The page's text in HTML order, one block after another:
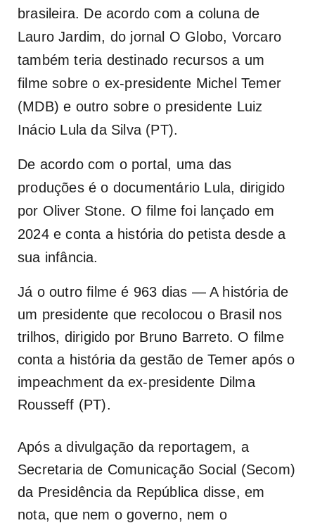
brasileira. De acordo com a coluna de
Lauro Jardim, do jornal O Globo, Vorcaro
também teria destinado recursos a um
filme sobre o ex-presidente Michel Temer
(MDB) e outro sobre o presidente Luiz
Inácio Lula da Silva (PT).
De acordo com o portal, uma das
produções é o documentário Lula, dirigido
por Oliver Stone. O filme foi lançado em
2024 e conta a história do petista desde a
sua infância.
Já o outro filme é 963 dias — A história de
um presidente que recolocou o Brasil nos
trilhos, dirigido por Bruno Barreto. O filme
conta a história da gestão de Temer após o
impeachment da ex-presidente Dilma
Rousseff (PT).
Após a divulgação da reportagem, a
Secretaria de Comunicação Social (Secom)
da Presidência da República disse, em
nota, que nem o governo, nem o